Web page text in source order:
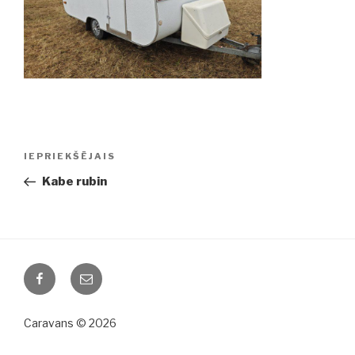
Ziņu
Iepriekšējā
ziņa:
IEPRIEKŠĒJAIS
Kabe rubin
FacebookEmail
Caravans © 2026